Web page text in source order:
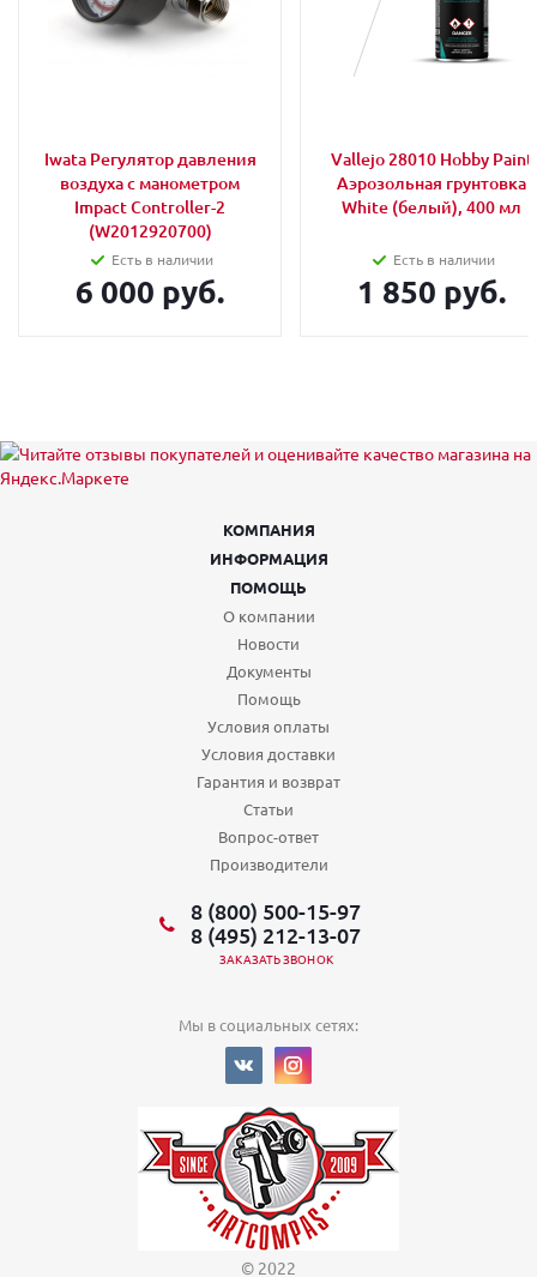
Iwata Регулятор давления
воздуха с манометром
Impact Controller-2
(W2012920700)
Есть в наличии
6 000 руб.
Vallejo 28010 Hobby Paint
Аэрозольная грунтовка
White (белый), 400 мл
Есть в наличии
1 850 руб.
КОМПАНИЯ
ИНФОРМАЦИЯ
ПОМОЩЬ
О компании
Новости
Документы
Помощь
Условия оплаты
Условия доставки
Гарантия и возврат
Статьи
Вопрос-ответ
Производители
8 (800) 500-15-97
8 (495) 212-13-07
ЗАКАЗАТЬ ЗВОНОК
Мы в социальных сетях:
© 2022